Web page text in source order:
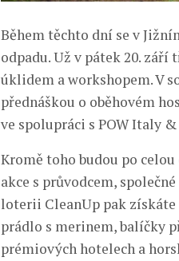
Během těchto dní se v
odpadu. Už v pátek 20. září
úklidem a workshopem. V
přednáškou o oběhovém
ve spolupráci s POW Italy
Kromě toho budou po celou
akce s průvodcem,
loterii CleanUp pak získáte
prádlo s merinem, balíčky
prémiových hotelech a